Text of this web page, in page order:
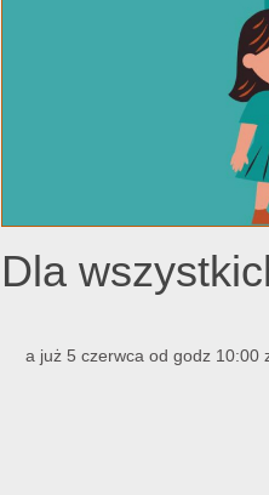
Dla
a już 5 czerwca od godz 10:00